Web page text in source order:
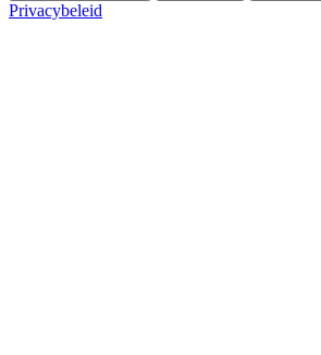
Privacybeleid